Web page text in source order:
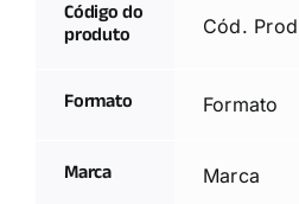
Código do
produto Cód.
Formato Formato
Marca Marca